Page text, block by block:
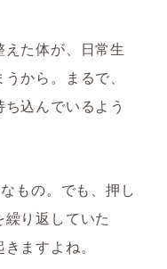
えた体が、日常生
から。まるで、
込んでいるよう
もの。でも、押し
り返していた
ますよね。